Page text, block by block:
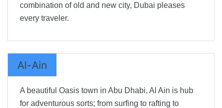
combination of old and new city, Dubai pleases
every traveler.
Al-Ain
A beautiful Oasis town in Abu Dhabi, Al Ain is hub
for adventurous sorts; from surfing to rafting to